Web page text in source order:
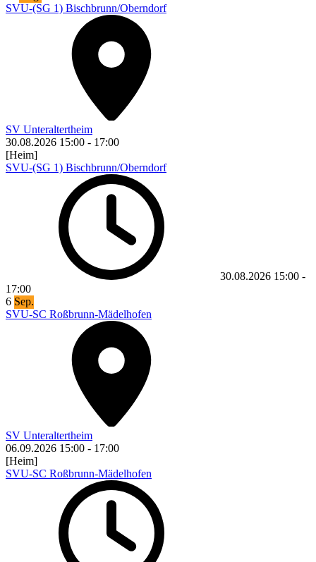
SVU-(SG 1) Bischbrunn/Oberndorf
SV Unteraltertheim
30.08.2026 15:00 - 17:00
[Heim]
SVU-(SG 1) Bischbrunn/Oberndorf
30.08.2026 15:00 -
17:00
6 Sep.
SVU-SC Roßbrunn-Mädelhofen
SV Unteraltertheim
06.09.2026 15:00 - 17:00
[Heim]
SVU-SC Roßbrunn-Mädelhofen